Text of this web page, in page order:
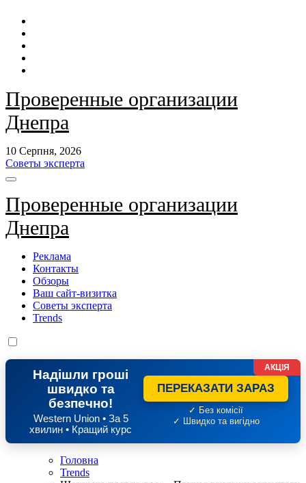
Перейти
контенту
Проверенные организации
Днепра
10 Серпня, 2026
Советы эксперта
Проверенные организации
Днепра
Реклама
Контакты
Обзоры
Ваш сайт-визитка
Советы эксперта
Trends
Надішли гроші
швидко та
безпечно!
Western Union • За 5
хвилин • Кращий курс
ПЕРЕКАЗАТИ ЗАРАЗ
✓ Без комісії
✓ Швидко та вигідно
АКЦІЯ
Головна
Trends